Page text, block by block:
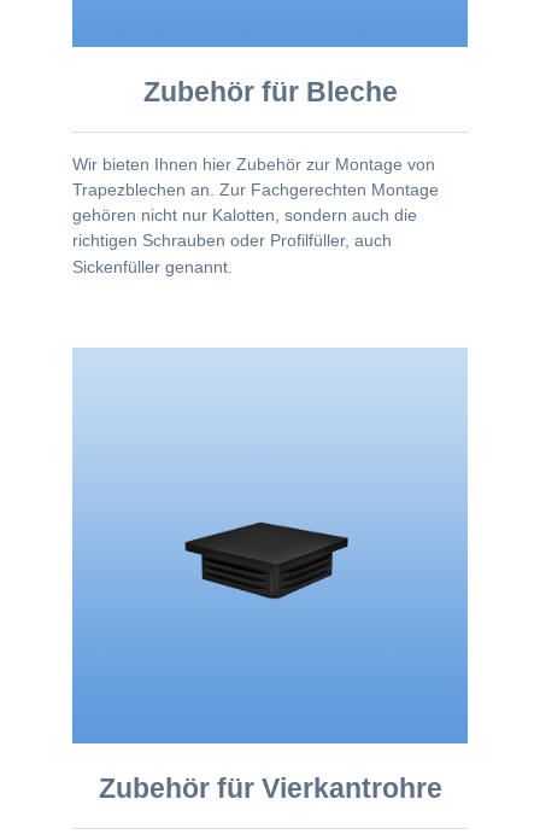
Zubehör für Bleche
Wir bieten Ihnen hier Zubehör zur Montage von
Trapezblechen an. Zur Fachgerechten Montage
gehören nicht nur Kalotten, sondern auch die
richtigen Schrauben oder Profilfüller, auch
Sickenfüller genannt.
Zubehör für Vierkantrohre